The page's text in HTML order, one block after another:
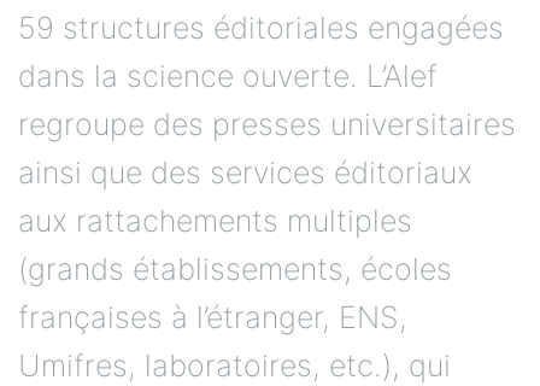
59 structures éditoriales engagées
dans la science ouverte. L’Alef
regroupe des presses universitaires
ainsi que des services éditoriaux
aux rattachements multiples
(grands établissements, écoles
françaises à l’étranger, ENS,
Umifres, laboratoires, etc.), qui